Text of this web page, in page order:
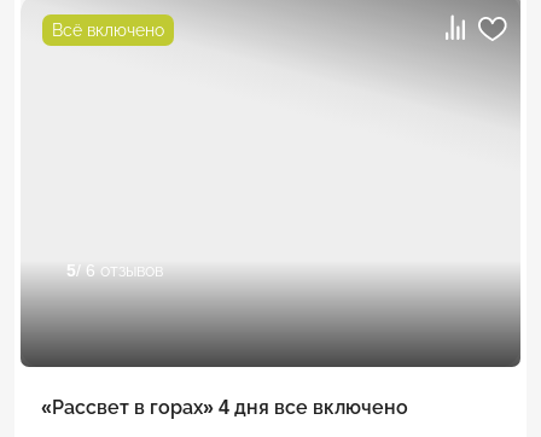
Всё включено
5/ 6 отзывов
«Рассвет в горах» 4 дня все включено